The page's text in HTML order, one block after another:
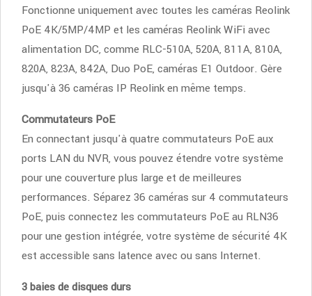
Fonctionne uniquement avec toutes les caméras Reolink
PoE 4K/5MP/4MP et les caméras Reolink WiFi avec
alimentation DC, comme RLC-510A, 520A, 811A, 810A,
820A, 823A, 842A, Duo PoE, caméras E1 Outdoor. Gère
jusqu'à 36 caméras IP Reolink en même temps.
Commutateurs PoE
En connectant jusqu'à quatre commutateurs PoE aux
ports LAN du NVR, vous pouvez étendre votre système
pour une couverture plus large et de meilleures
performances. Séparez 36 caméras sur 4 commutateurs
PoE, puis connectez les commutateurs PoE au RLN36
pour une gestion intégrée, votre système de sécurité 4K
est accessible sans latence avec ou sans Internet.
3 baies de disques durs